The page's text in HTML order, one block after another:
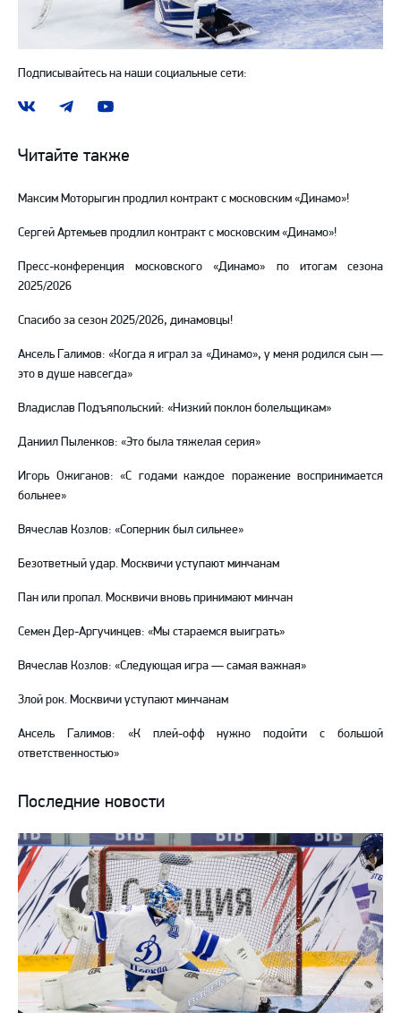
Подписывайтесь на наши социальные сети:
Наша
ВКонтакте
Наш
в
Telegram
Наш
YouTube
Читайте также
Максим Моторыгин продлил контракт с московским «Динамо»!
Сергей Артемьев продлил контракт с московским «Динамо»!
Пресс-конференция московского «Динамо» по итогам сезона
2025/2026
Спасибо за сезон 2025/2026, динамовцы!
Ансель Галимов: «Когда я играл за «Динамо», у меня родился сын —
это в душе навсегда»
Владислав Подъяпольский: «Низкий поклон болельщикам»
Даниил Пыленков: «Это была тяжелая серия»
Игорь Ожиганов: «С годами каждое поражение воспринимается
больнее»
Вячеслав Козлов: «Соперник был сильнее»
Безответный удар. Москвичи уступают минчанам
Пан или пропал. Москвичи вновь принимают минчан
Семен Дер-Аргучинцев: «Мы стараемся выиграть»
Вячеслав Козлов: «Следующая игра — самая важная»
Злой рок. Москвичи уступают минчанам
Ансель Галимов: «К плей-офф нужно подойти с большой
ответственностью»
Последние новости